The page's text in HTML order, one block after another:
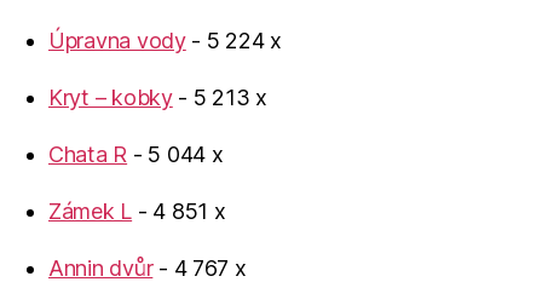
Úpravna vody- 5 224 x
Kryt – kobky- 5 213 x
Chata R - 5 044 x
Zámek L - 4 851 x
Annin dvůr- 4 767 x